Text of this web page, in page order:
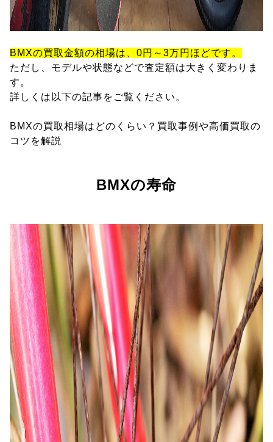
BMXの買取金額の相場は、0円～3万円ほどです。
ただし、モデルや状態などで査定額は大きく変わりま
す。
詳しくは以下の記事をご覧ください。
BMXの買取相場はどのくらい？買取事例や高価買取の
コツを解説
BMXの寿命